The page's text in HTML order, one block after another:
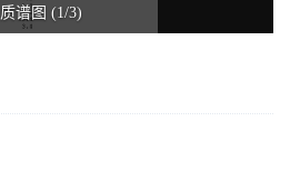
质谱图 (1/3)